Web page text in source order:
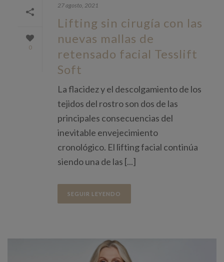
0
27 agosto, 2021
Lifting sin cirugía con las
nuevas mallas de
retensado facial Tesslift
Soft
La flacidez y el descolgamiento de los
tejidos del rostro son dos de las
principales consecuencias del
inevitable envejecimiento
cronológico. El lifting facial continúa
siendo una de las [...]
SEGUIR LEYENDO